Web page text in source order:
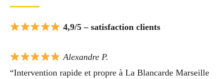
4,9/5 – satisfaction clients
Alexandre P.
“Intervention rapide et propre à La Blancarde Marseille